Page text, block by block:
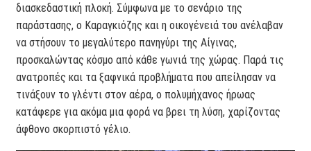
διασκεδαστική πλοκή. Σύμφωνα με το σενάριο της
παράστασης, ο Καραγκιόζης και η οικογένειά του ανέλαβαν
να στήσουν το μεγαλύτερο πανηγύρι της Αίγινας,
προσκαλώντας κόσμο από κάθε γωνιά της χώρας. Παρά τις
ανατροπές και τα ξαφνικά προβλήματα που απείλησαν να
τινάξουν το γλέντι στον αέρα, ο πολυμήχανος ήρωας
κατάφερε για ακόμα μια φορά να βρει τη λύση, χαρίζοντας
άφθονο σκορπιστό γέλιο.